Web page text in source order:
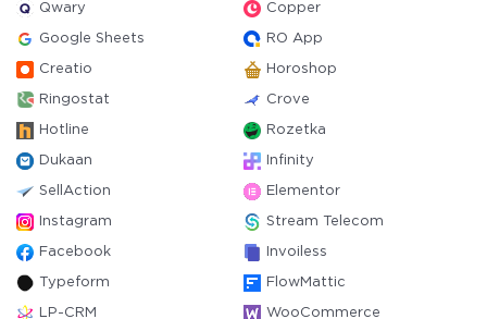
Qwary Copper
Google Sheets RO App
Creatio Horoshop
Ringostat Crove
Hotline Rozetka
Dukaan Infinity
SellAction Elementor
Instagram Stream Telecom
Facebook Invoiless
Typeform FlowMattic
LP-CRM WooCommerce